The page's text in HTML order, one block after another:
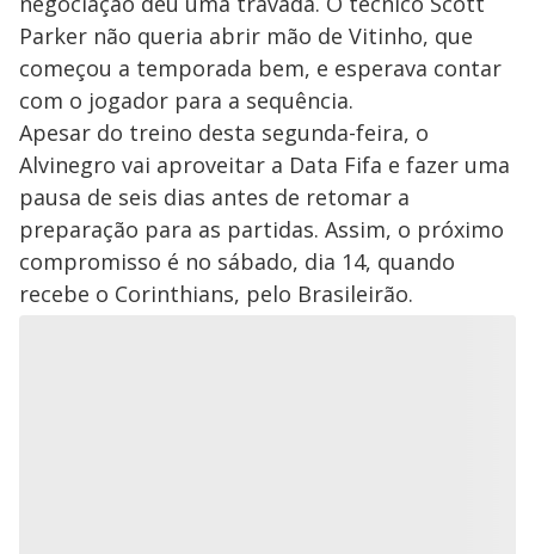
Parker não queria abrir mão de Vitinho, que
começou a temporada bem, e esperava contar
com o jogador para a sequência.
Apesar do treino desta segunda-feira, o
Alvinegro vai aproveitar a Data Fifa e fazer uma
pausa de seis dias antes de retomar a
preparação para as partidas. Assim, o próximo
compromisso é no sábado, dia 14, quando
recebe o Corinthians, pelo Brasileirão.